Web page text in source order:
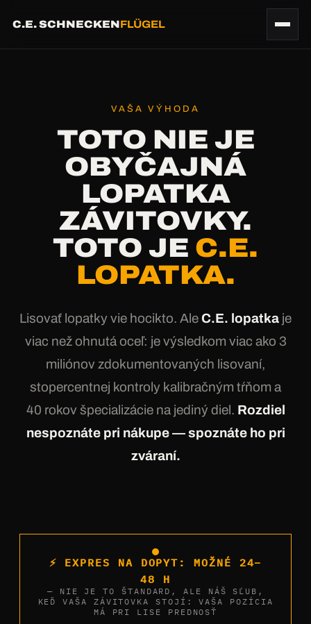
C.E. SCHNECKENFLÜGEL
VAŠA VÝHODA
TOTO NIE JE
OBYČAJNÁ
LOPATKA
ZÁVITOVKY.
TOTO JE C.E.
LOPATKA.
Lisovať lopatky vie hocikto. AleC.E. lopatka je
viac než ohnutá oceľ: je výsledkom viac ako 3
miliónov zdokumentovaných lisovaní,
stopercentnej kontroly kalibračným tŕňom a
40 rokov špecializácie na jediný diel. Rozdiel
nespoznáte pri nákupe — spoznáte ho pri
zváraní.
⚡ EXPRES NA DOPYT: MOŽNÉ 24–
48 H
— NIE JE TO ŠTANDARD, ALE NÁŠ SĽUB,
KEĎ VAŠA ZÁVITOVKA STOJÍ: VAŠA POZÍCIA
MÁ PRI LISE PREDNOSŤ